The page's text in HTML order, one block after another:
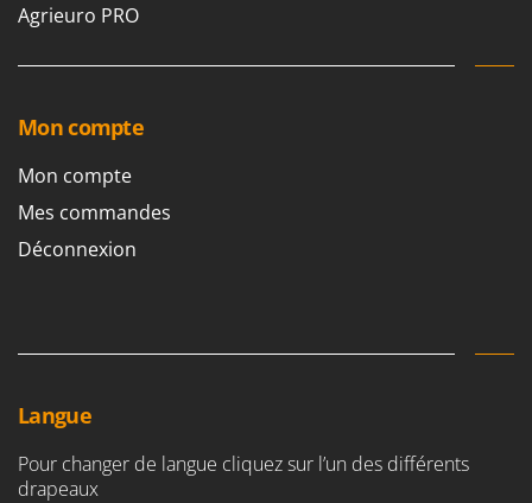
Telwin
Titania
Tre Spade
Trev - Abrek - TecnoVIR
Trotec
U
V
Verdemax
Agrieuro PRO
Mon compte
Mon compte
Mes commandes
Déconnexion
Langue
Pour changer de langue cliquez sur l’un des différents
drapeaux